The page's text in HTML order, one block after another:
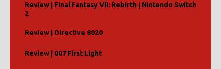
Review | Final Fantasy VII: Rebirth | Nintendo Switch
2
Review | Directive 8020
Review | 007 First Light